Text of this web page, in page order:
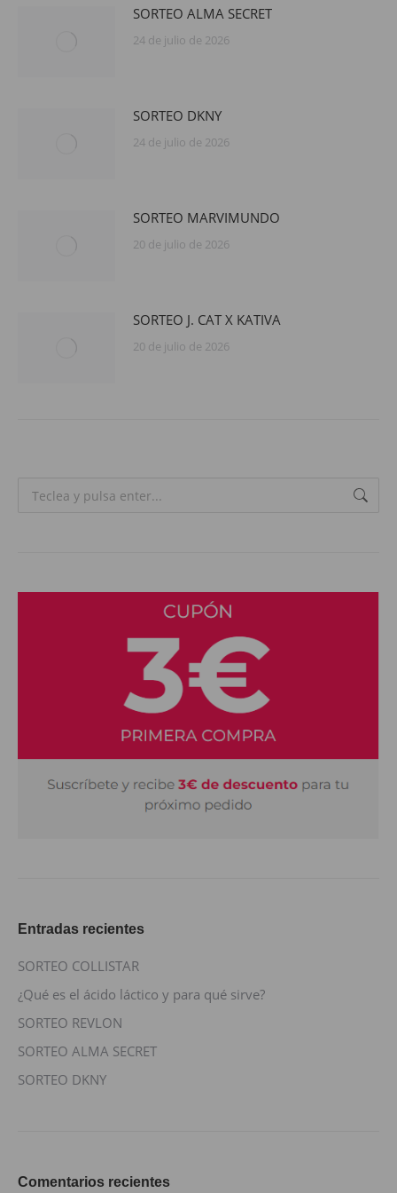
SORTEO ALMA SECRET
24 de julio de 2026
SORTEO DKNY
24 de julio de 2026
SORTEO MARVIMUNDO
20 de julio de 2026
SORTEO J. CAT X KATIVA
20 de julio de 2026
Search:
Entradas recientes
SORTEO COLLISTAR
¿Qué es el ácido láctico y para qué sirve?
SORTEO REVLON
SORTEO ALMA SECRET
SORTEO DKNY
Comentarios recientes